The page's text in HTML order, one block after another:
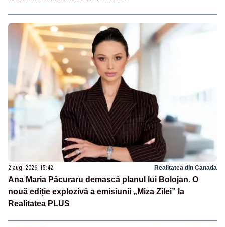
2 aug. 2026, 15:42 Realitatea din Canada
Ana Maria Păcuraru demască planul lui Bolojan. O
nouă ediție explozivă a emisiunii „Miza Zilei” la
Realitatea PLUS